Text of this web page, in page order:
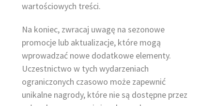
wartościowych treści.
Na koniec, zwracaj uwagę na sezonowe
promocje lub aktualizacje, które mogą
wprowadzać nowe dodatkowe elementy.
Uczestnictwo w tych wydarzeniach
ograniczonych czasowo może zapewnić
unikalne nagrody, które nie są dostępne przez